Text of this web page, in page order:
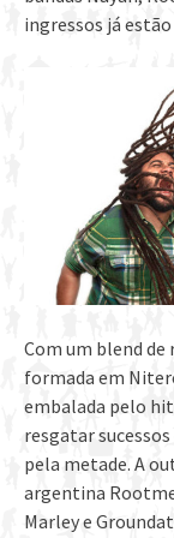
ingressos já
Com um blend de
formada em
embalada pelo
resgatar sucessos
pela metade. A
argentina
Marley e